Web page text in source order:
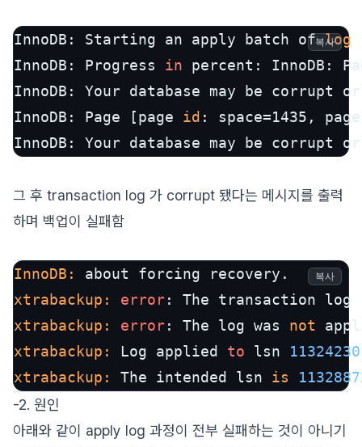
InnoDB: Starting an apply batch of log
InnoDB: Progress in percent: InnoDB:
InnoDB: Your database may be corrupt
InnoDB: Page [page id : space=1435,
InnoDB: Your database may be corrupt
복사
그 후 transaction log 가 corrupt 됐다는 메시지를 출력
하며 백업이 실패함
InnoDB:
xtrabackup:
error: The transaction
xtrabackup:
error: The log was not
xtrabackup:
Log applied to lsn
xtrabackup:
The intended lsn is
복사
-2. 원인
아래와 같이 apply log 과정이 전부 실패하는 것이 아니기